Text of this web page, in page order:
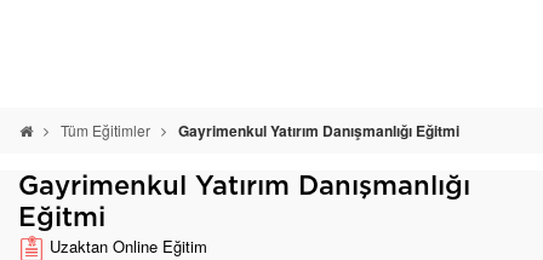
Tüm Eğitimler Gayrimenkul Yatırım Danışmanlığı Eğitmi
Gayrimenkul Yatırım Danışmanlığı
Eğitmi
Uzaktan Online Eğitim